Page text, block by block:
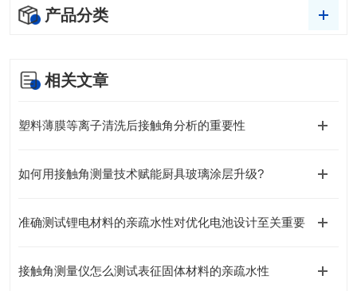
产品分类
相关文章
塑料薄膜等离子清洗后接触角分析的重要性
如何用接触角测量技术赋能厨具玻璃涂层升级?
准确测试锂电材料的亲疏水性对优化电池设计至关重要
接触角测量仪怎么测试表征固体材料的亲疏水性